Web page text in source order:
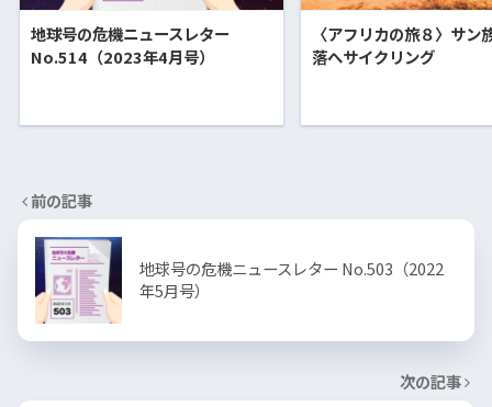
地球号の危機ニュースレター
No.514（2023年4月号）
〈アフリカの旅８〉サン
落へサイクリング
前の記事
地球号の危機ニュースレター No.503（2022
年5月号）
次の記事